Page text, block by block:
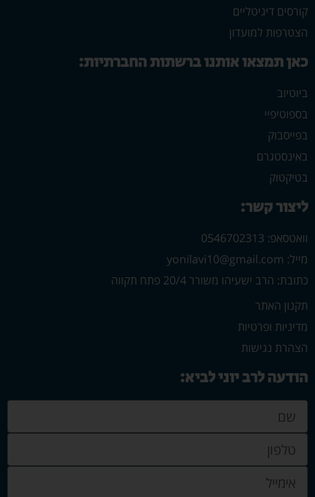
קורסים דיגיטליים
הצטרפות למועדון
כאן תמצאו אותנו ברשתות החברתיות:
ביוטיוב
בספוטיפיי
בפייסבוק
באינסטגרם
בטיקטוק
ליצור קשר:
וואטסאפ: 0546702313
מייל: yonilavi10@gmail.com
כתובת: הרב ישעיהו משורר 20/4 פתח תקווה
תקנון האתר
מדיניות ופרטיות
הצהרת נגישות
הודעה לרב יוני לביא: